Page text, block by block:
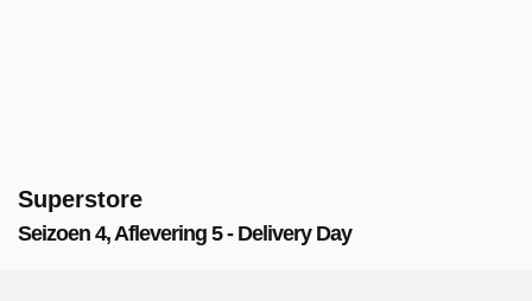
Superstore
Seizoen 4, Aflevering 5 - Delivery Day